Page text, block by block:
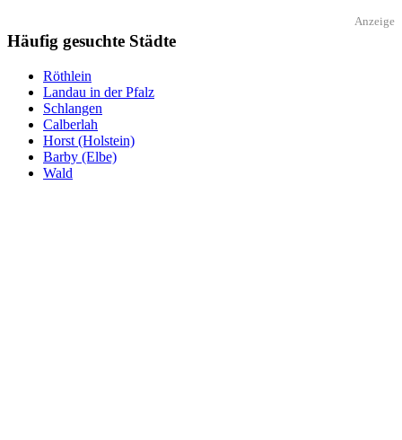
Anzeige
Häufig gesuchte Städte
Röthlein
Landau in der Pfalz
Schlangen
Calberlah
Horst (Holstein)
Barby (Elbe)
Wald